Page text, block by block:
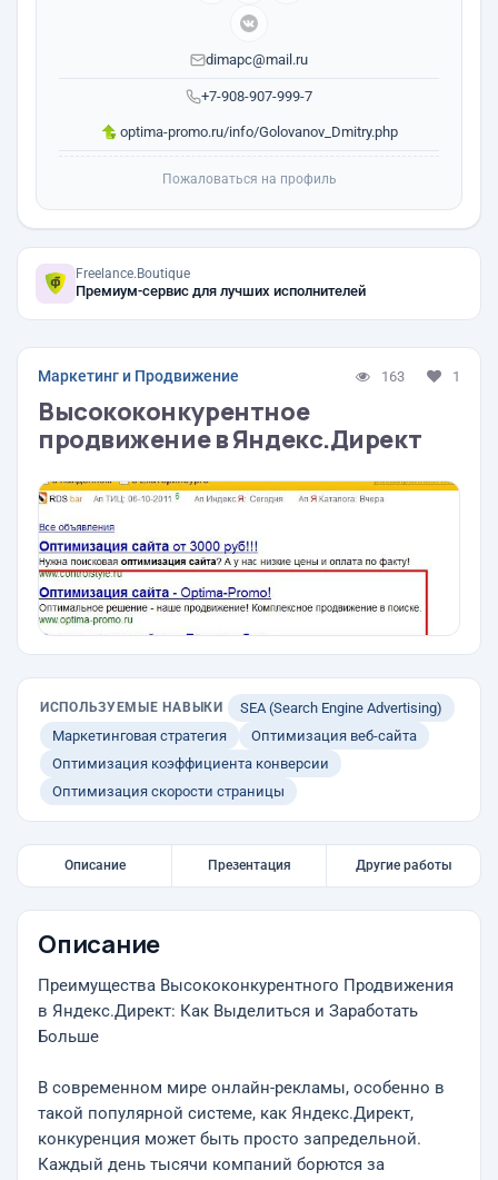
+7-908-907-999-7
dimapc@mail.ru
optima-promo.ru/info/Golovanov_Dmitry.php
Пожаловаться на профиль
Freelance.Boutique
Премиум-сервис для лучших исполнителей
Маркетинг и Продвижение 163 1
Высококонкурентное
продвижение в Яндекс.Директ
ИСПОЛЬЗУЕМЫЕ НАВЫКИ
SEA (Search Engine Advertising)
Маркетинговая стратегия
Оптимизация веб-сайта
Оптимизация коэффициента конверсии
Оптимизация скорости страницы
Описание Презентация Другие работы
Описание
Преимущества Высококонкурентного Продвижения
в Яндекс.Директ: Как Выделиться и Заработать
Больше
В современном мире онлайн-рекламы, особенно в
такой популярной системе, как Яндекс.Директ,
конкуренция может быть просто запредельной.
Каждый день тысячи компаний борются за